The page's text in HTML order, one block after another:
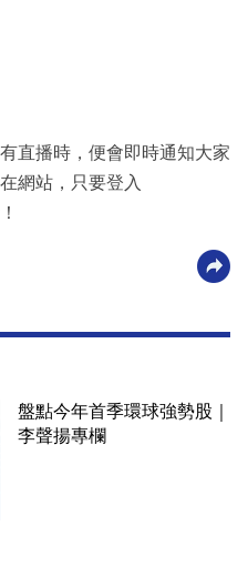
直播時，便會即時通知大家
網站，只要登入
盤點今年首季環球強勢股｜
李聲揚專欄